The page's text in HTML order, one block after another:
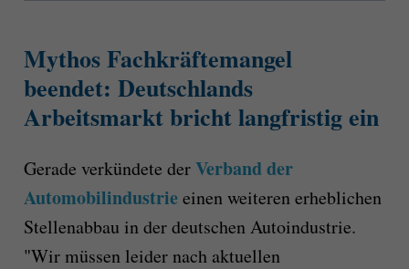
Mythos Fachkräftemangel
beendet: Deutschlands
Arbeitsmarkt bricht langfristig ein
Gerade verkündete derVerband der
Automobilindustrieeinen weiteren erheblichen
Stellenabbau in der deutschen Autoindustrie.
"Wir müssen leider nach aktuellen